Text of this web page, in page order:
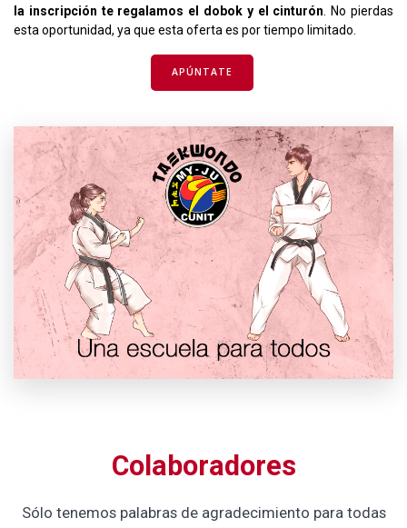
la inscripción te regalamos el dobok y el cinturón . No pierdas
esta oportunidad, ya que esta oferta es por tiempo limitado.
APÚNTATE
Colaboradores
Sólo tenemos palabras de agradecimiento para todas